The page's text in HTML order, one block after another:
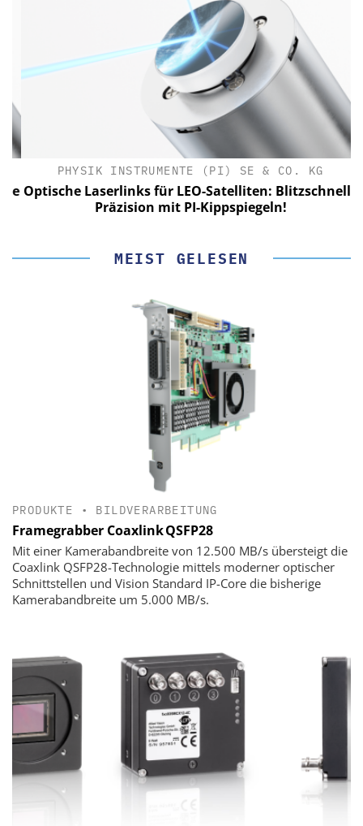
PHYSIK INSTRUMENTE (PI) SE & CO. KG
Optische Laserlinks für LEO-Satelliten: Blitzschnelle
Präzision mit PI-Kippspiegeln!
MEIST GELESEN
PRODUKTE • BILDVERARBEITUNG
Framegrabber Coaxlink QSFP28
Mit einer Kamerabandbreite von 12.500 MB/s übersteigt die
Coaxlink QSFP28-Technologie mittels moderner optischer
Schnittstellen und Vision Standard IP-Core die bisherige
Kamerabandbreite um 5.000 MB/s.